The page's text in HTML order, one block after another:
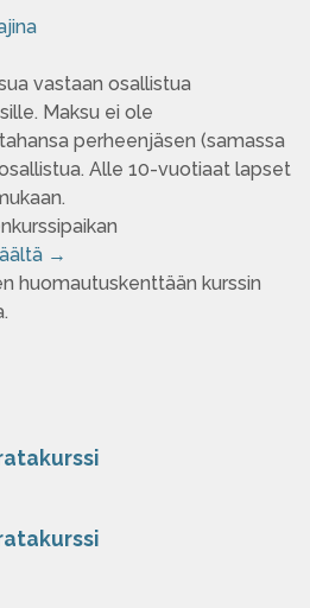
vastaan osallistua
Maksu ei ole
perheenjäsen (samassa
Alle 10-vuotiaat lapset
→
huomautuskenttään kurssin